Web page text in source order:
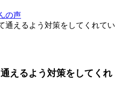
の声
通えるよう対策をしてくれてい
えるよう対策をしてくれ